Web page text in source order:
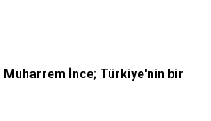
Muharrem İnce; Türkiye'nin bir